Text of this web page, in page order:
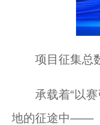
项目征集总数
承载着“以赛
地的征途中——